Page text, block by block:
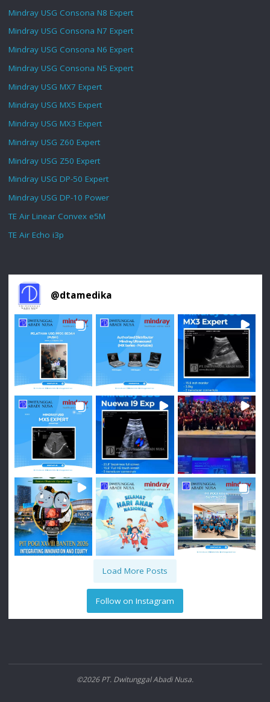
Mindray USG Consona N8 Expert
Mindray USG Consona N7 Expert
Mindray USG Consona N6 Expert
Mindray USG Consona N5 Expert
Mindray USG MX7 Expert
Mindray USG MX5 Expert
Mindray USG MX3 Expert
Mindray USG Z60 Expert
Mindray USG Z50 Expert
Mindray USG DP-50 Expert
Mindray USG DP-10 Power
TE Air Linear Convex e5M
TE Air Echo i3p
@dtamedika
Load More Posts
Follow on Instagram
©2026 PT. Dwitunggal Abadi Nusa.